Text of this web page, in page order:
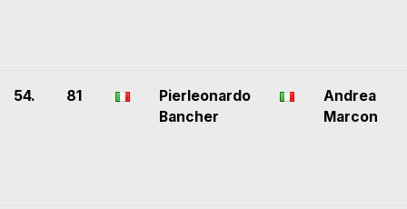
54. 81
Pierleonardo
Bancher
Andrea
Marcon